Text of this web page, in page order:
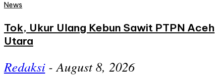
News
Tok, Ukur Ulang Kebun Sawit PTPN Aceh
Utara
Redaksi - August 8, 2026